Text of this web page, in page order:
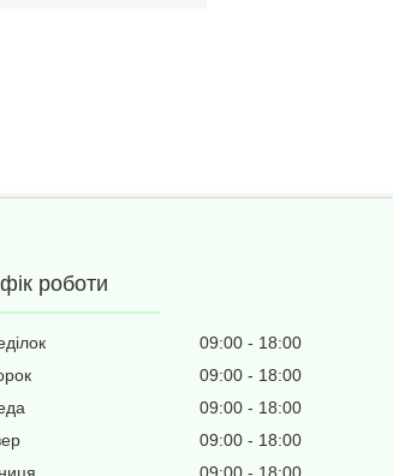
роботи
09:00
18:00
09:00
18:00
09:00
18:00
09:00
18:00